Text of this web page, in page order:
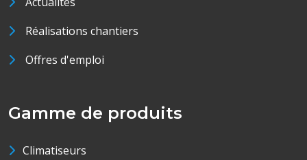
Réalisations chantiers
Offres d'emploi
Gamme de produits
Climatiseurs